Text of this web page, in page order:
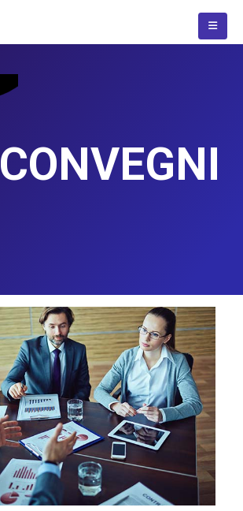
CONVEGNI